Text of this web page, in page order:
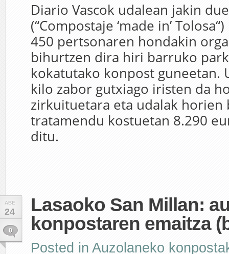
Diario Vascok udalean jakin
(“Compostaje ‘made in’
450 pertsonaren hondakin
bihurtzen dira hiri barruko
kokatutako konpost guneetan.
kilo zabor gutxiago iristen da
zirkuituetara eta udalak horien
tratamendu kostuetan 8.290
ditu.
ABE
24
0
Lasaoko San Millan:
konpostaren emaitza
Posted in Auzolaneko